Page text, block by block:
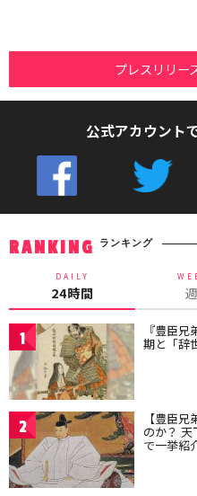
プレスリリー
公式アカウント
RANKING ランキング
DAILY
24時間
1 『豊臣
期と「辞
2 【豊臣
のか？
で一挙紹